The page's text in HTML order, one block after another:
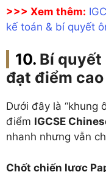
>>> Xem thêm:
kế toán & bí quyết
Bí quyết
đạt điểm cao
Dưới đây là “khung
điểm IGCSE
nhanh nhưng vẫn
Chốt chiến lược